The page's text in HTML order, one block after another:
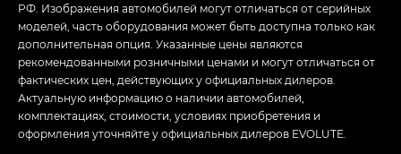
РФ. Изображения автомобилей могут отличаться от серийных
моделей, часть оборудования может быть доступна только как
дополнительная опция. Указанные цены являются
рекомендованными розничными ценами и могут отличаться от
фактических цен, действующих у официальных дилеров.
Актуальную информацию о наличии автомобилей,
комплектациях, стоимости, условиях приобретения и
оформления уточняйте у официальных дилеров EVOLUTE.